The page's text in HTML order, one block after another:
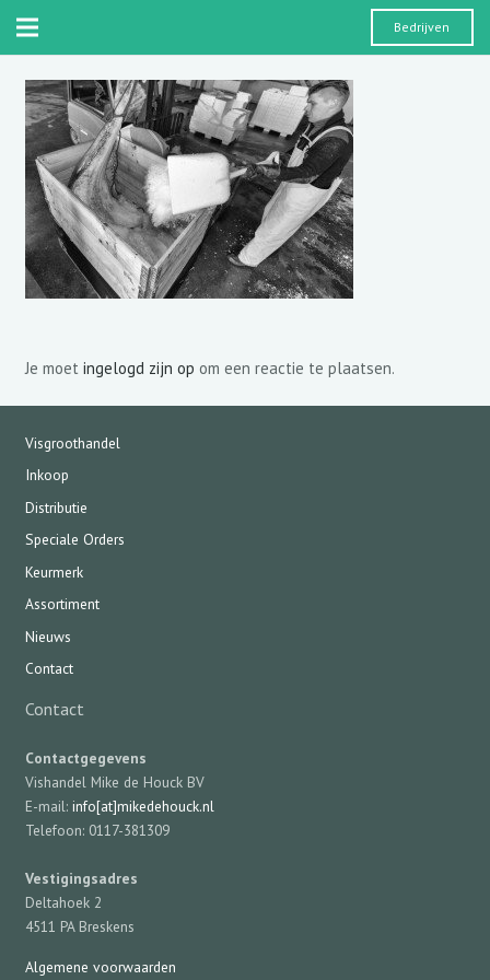
Bedrijven
Je moet ingelogd zijn op om een reactie te plaatsen.
Visgroothandel
Inkoop
Distributie
Speciale Orders
Keurmerk
Assortiment
Nieuws
Contact
Contact
Contactgegevens
Vishandel Mike de Houck BV
E-mail: info[at]mikedehouck.nl
Telefoon: 0117-381309
Vestigingsadres
Deltahoek 2
4511 PA Breskens
Algemene voorwaarden